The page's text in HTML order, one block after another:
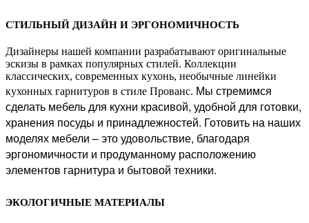
СТИЛЬНЫЙ ДИЗАЙН И ЭРГОНОМИЧНОСТЬ
Дизайнеры нашей компании разрабатывают оригинальные
эскизы в рамках популярных стилей. Коллекции
классических, современных кухонь, необычные линейки
кухонных гарнитуров в стиле Прованс. Мы стремимся
сделать мебель для кухни красивой, удобной для готовки,
хранения посуды и принадлежностей. Готовить на наших
моделях мебели – это удовольствие, благодаря
эргономичности и продуманному расположению
элементов гарнитура и бытовой техники.
ЭКОЛОГИЧНЫЕ МАТЕРИАЛЫ